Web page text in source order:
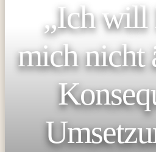
„Ich will
mich nicht